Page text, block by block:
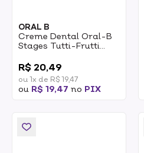
ORAL B
Creme Dental Oral-B
Stages Tutti-Frutti
R$ 20,49
ou 1x de R$ 19,47
ou R$ 19,47 no PIX